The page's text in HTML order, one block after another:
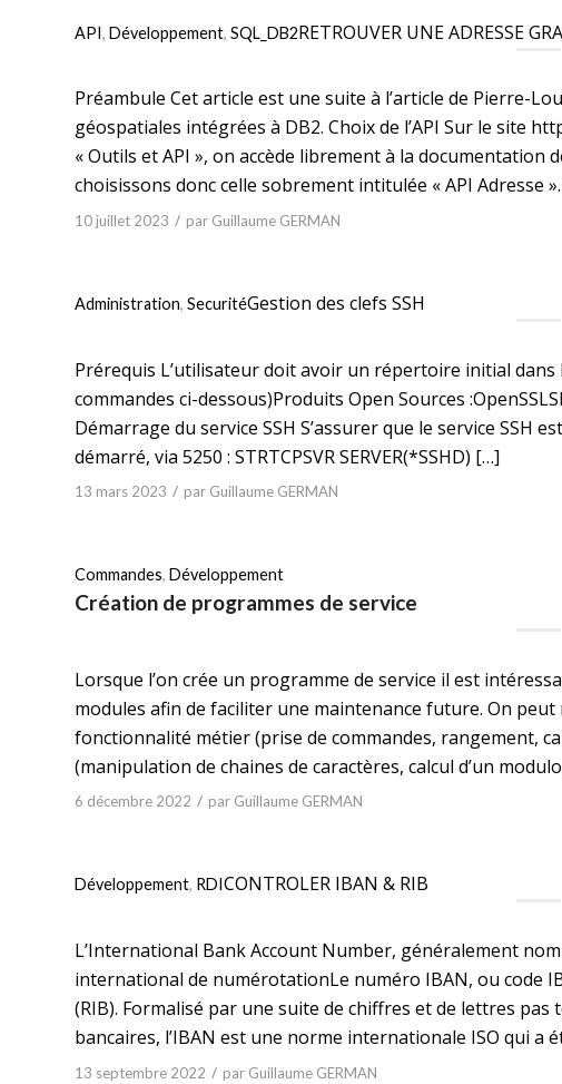
API, Développement, SQL_DB2RETROUVER UNE ADRESSE
Préambule Cet article est une suite à l’article de Pierre-
géospatiales intégrées à DB2. Choix de l’API Sur le site
« Outils et API », on accède librement à la documentation
choisissons donc celle sobrement intitulée « API Adresse
10 juillet 2023 / par Guillaume GERMAN
Administration, SecuritéGestion des clefs SSH
Prérequis L’utilisateur doit avoir un répertoire initial dans
commandes ci-dessous)Produits Open Sources
Démarrage du service SSH S’assurer que le service SSH
démarré, via 5250 : STRTCPSVR SERVER(*SSHD) […]
13 mars 2023 / par Guillaume GERMAN
Commandes, Développement
Création de programmes de service
Lorsque l’on crée un programme de service il est
modules afin de faciliter une maintenance future. On
fonctionnalité métier (prise de commandes, rangement,
(manipulation de chaines de caractères, calcul d’un
6 décembre 2022 / par Guillaume GERMAN
Développement, RDICONTROLER IBAN & RIB
L’International Bank Account Number, généralement
international de numérotationLe numéro IBAN, ou code
(RIB). Formalisé par une suite de chiffres et de lettres
bancaires, l’IBAN est une norme internationale ISO qui a
13 septembre 2022 / par Guillaume GERMAN